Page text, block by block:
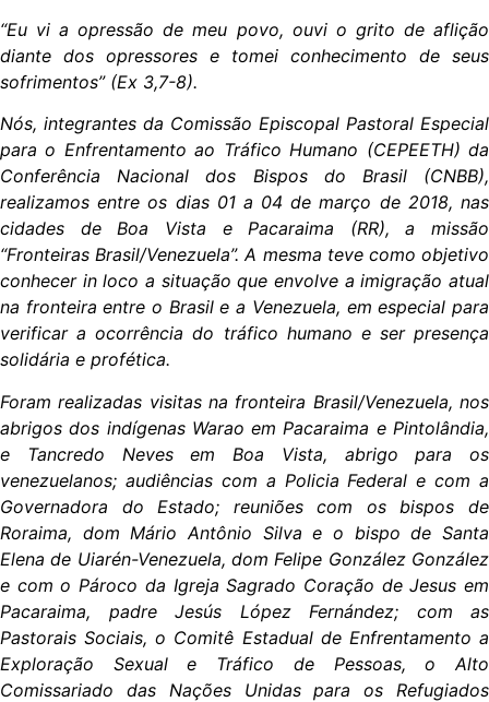
“Eu vi a opressão de meu povo, ouvi o grito de aflição
diante dos opressores e tomei conhecimento de seus
sofrimentos” (Ex 3,7-8).
Nós, integrantes da Comissão Episcopal Pastoral Especial
para o Enfrentamento ao Tráfico Humano (CEPEETH) da
Conferência Nacional dos Bispos do Brasil (CNBB),
realizamos entre os dias 01 a 04 de março de 2018, nas
cidades de Boa Vista e Pacaraima (RR), a missão
“Fronteiras Brasil/Venezuela”. A mesma teve como objetivo
conhecer in loco a situação que envolve a imigração atual
na fronteira entre o Brasil e a Venezuela, em especial para
verificar a ocorrência do tráfico humano e ser presença
solidária e profética.
Foram realizadas visitas na fronteira Brasil/Venezuela, nos
abrigos dos indígenas Warao em Pacaraima e Pintolândia,
e Tancredo Neves em Boa Vista, abrigo para os
venezuelanos; audiências com a Policia Federal e com a
Governadora do Estado; reuniões com os bispos de
Roraima, dom Mário Antônio Silva e o bispo de Santa
Elena de Uiarén-Venezuela, dom Felipe González González
e com o Pároco da Igreja Sagrado Coração de Jesus em
Pacaraima, padre Jesús López Fernández; com as
Pastorais Sociais, o Comitê Estadual de Enfrentamento a
Exploração Sexual e Tráfico de Pessoas, o Alto
Comissariado das Nações Unidas para os Refugiados